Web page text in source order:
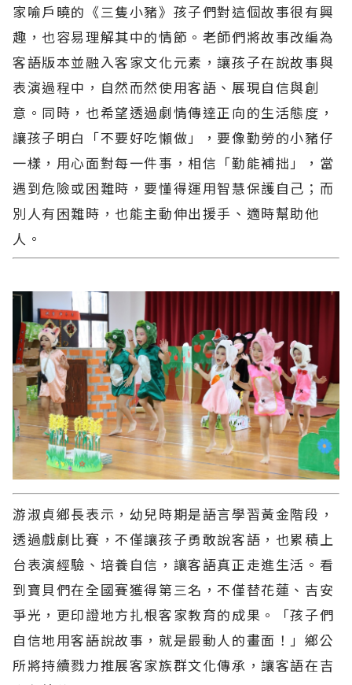
家喻戶曉的《三隻小豬》孩子們對這個故事很有興
趣，也容易理解其中的情節。老師們將故事改編為
客語版本並融入客家文化元素，讓孩子在說故事與
表演過程中，自然而然使用客語、展現自信與創
意。同時，也希望透過劇情傳達正向的生活態度，
讓孩子明白「不要好吃懶做」，要像勤勞的小豬仔
一樣，用心面對每一件事，相信「勤能補拙」，當
遇到危險或困難時，要懂得運用智慧保護自己；而
別人有困難時，也能主動伸出援手、適時幫助他
人。
游淑貞鄉長表示，幼兒時期是語言學習黃金階段，
透過戲劇比賽，不僅讓孩子勇敢說客語，也累積上
台表演經驗、培養自信，讓客語真正走進生活。看
到寶貝們在全國賽獲得第三名，不僅替花蓮、吉安
爭光，更印證地方扎根客家教育的成果。「孩子們
自信地用客語說故事，就是最動人的畫面！」鄉公
所將持續戮力推展客家族群文化傳承，讓客語在吉